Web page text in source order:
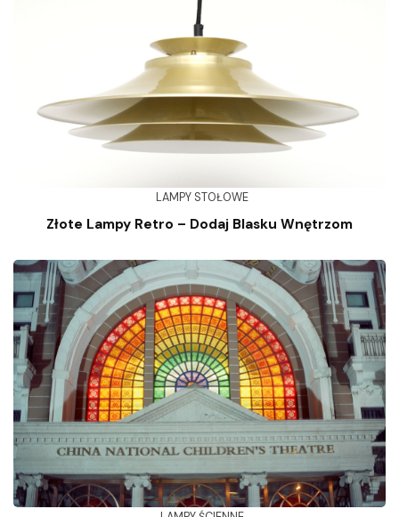
LAMPY STOŁOWE
Złote Lampy Retro – Dodaj Blasku Wnętrzom